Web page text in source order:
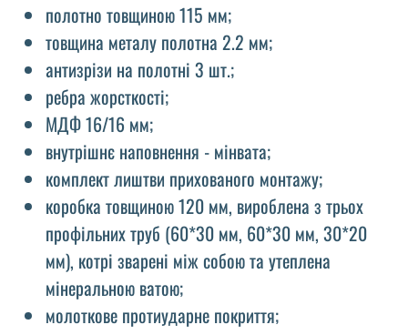
полотно товщиною 115 мм;
товщина металу полотна 2.2 мм;
антизрізи на полотні 3 шт.;
ребра жорсткості;
МДФ 16/16 мм;
внутрішнє наповнення - мінвата;
комплект лиштви прихованого монтажу;
коробка товщиною 120 мм, вироблена з трьох
профільних труб (60*30 мм, 60*30 мм, 30*20
мм), котрі зварені між собою та утеплена
мінеральною ватою;
молоткове протиударне покриття;